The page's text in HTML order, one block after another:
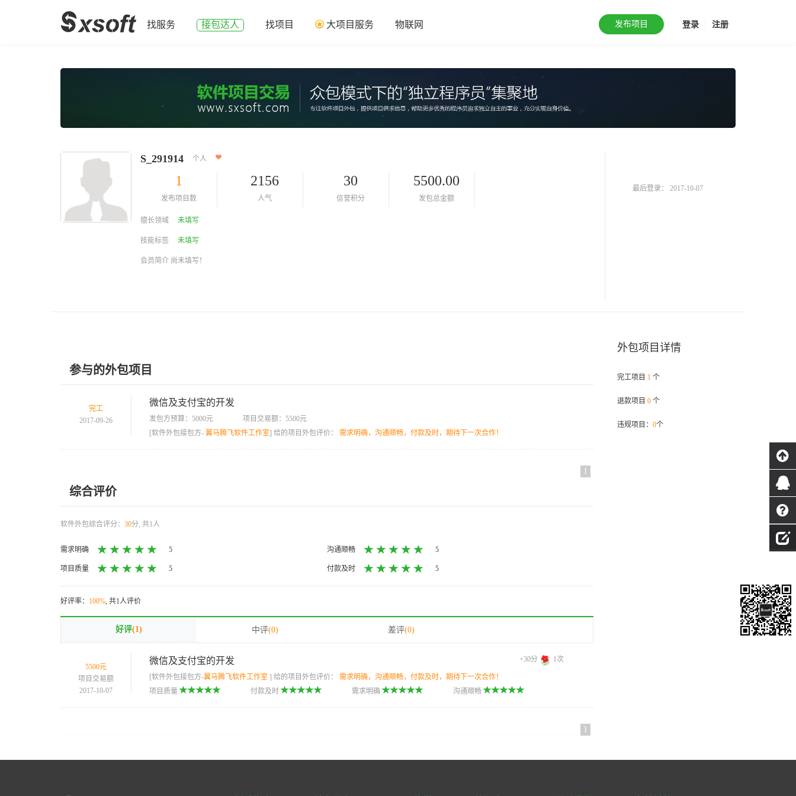
找服务 接包达人 找项目 大项目服务 物联网 登录 注册
发布项目
S_291914 个人
1
发布项目数
2156
人气
30
信誉积分
5500.00
发包总金额
擅长领域 未填写
技能标签 未填写
会员简介 尚未填写！
最后登录： 2017-10-07
参与的外包项目
完工
2017-09-26
微信及支付宝的开发
发包方预算：5000元
项目交易额：5500元
[软件外包接包方- 翼马腾飞软件工作室] 给的项目外包评价： 需求明确，沟通顺畅，付款及时，期待下一次合作！
1
综合评价
软件外包综合评分： 30分, 共1人
需求明确 5 沟通顺畅 5
项目质量 5 付款及时 5
好评率： 100%, 共1人评价
好评(1) 中评(0) 差评(0)
5500元
项目交易额
2017-10-07
微信及支付宝的开发 +30分 1次
[软件外包接包方-翼马腾飞软件工作室 ] 给的项目外包评价： 需求明确，沟通顺畅，付款及时，期待下一次合作！
项目质量
付款及时 需求明确 沟通顺畅
1
外包项目详情
完工项目 1 个
退款项目 0 个
违规项目： 0个